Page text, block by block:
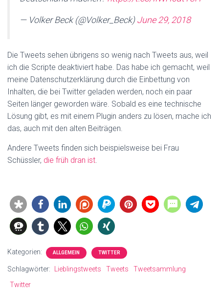
— Volker Beck (@Volker_Beck)June 29, 2018
Die Tweets sehen übrigens so wenig nach Tweets aus, weil
ich die Scripte deaktiviert habe. Das habe ich gemacht, weil
meine Datenschutzerklärung durch die Einbettung von
Inhalten, die bei Twitter geladen werden, noch ein paar
Seiten länger geworden wäre. Sobald es eine technische
Lösung gibt, es mit einem Plugin anders zu lösen, mache ich
das, auch mit den alten Beiträgen.
Andere Tweets finden sich beispielsweise bei Frau
Schüssler, die früh dran ist.
Kategorien: ALLGEMEIN TWITTER
Schlagwörter: Lieblingstweets Tweets
Tweetsammlung
Twitter